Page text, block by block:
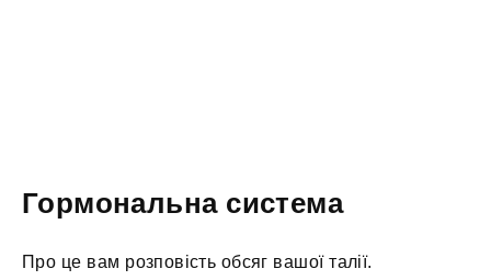
Гормональна система
Про це вам розповість обсяг вашої талії.